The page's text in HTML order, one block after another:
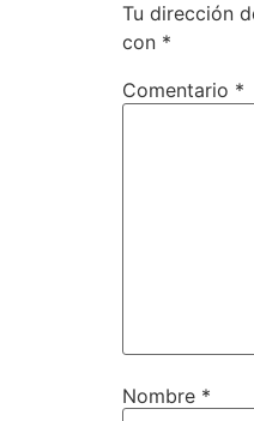
Tu dirección
con *
Comentario *
Nombre *